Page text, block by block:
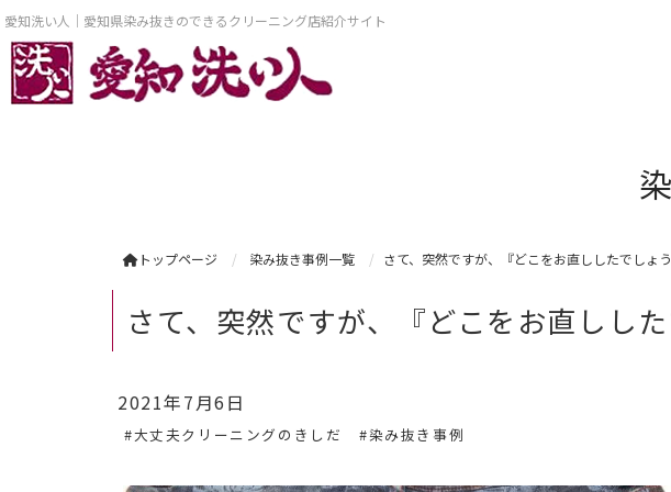
愛知洗い人｜愛知県染み抜きのできるクリーニング店紹介サイト
トップページ 染み抜き事例一覧 さて、突然ですが、『どこをお直ししたでしょ
さて、突然ですが、『どこをお直しし
2021年7月6日
#大丈夫クリーニングのきしだ #染み抜き事例